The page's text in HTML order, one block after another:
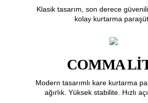
Klasik tasarım, son derece
kolay kurtarma
COMMA
Modern tasarımlı kare kurtarma
ağırlık. Yüksek stabilite. Hızlı